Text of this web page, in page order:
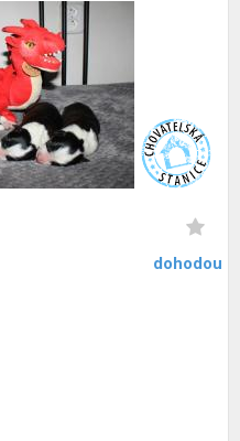
dohodou